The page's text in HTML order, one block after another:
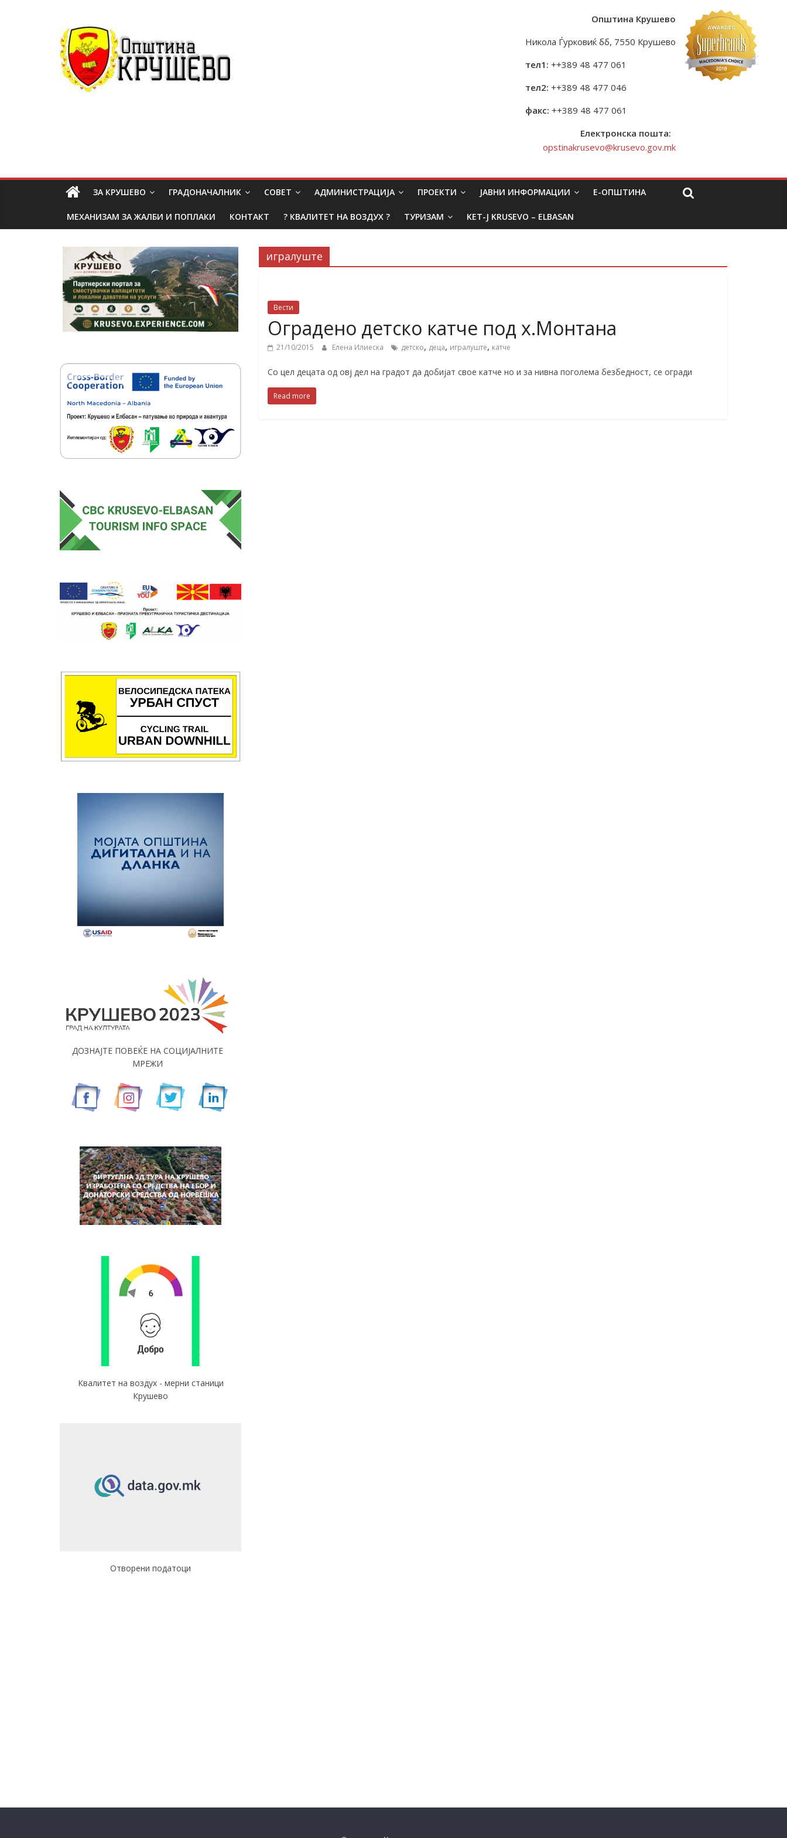
Општина Крушево
Никола Ѓурковиќ бб, 7550 Крушево
тел1: ++389 48 477 061
тел2: ++389 48 477 046
факс: ++389 48 477 061
Електронска пошта:
opstinakrusevo@krusevo.gov.mk
ЗА КРУШЕВО ГРАДОНАЧАЛНИК СОВЕТ АДМИНИСТРАЦИЈА ПРОЕКТИ ЈАВНИ ИНФОРМАЦИИ Е-ОПШТИНА
МЕХАНИЗАМ ЗА ЖАЛБИ И ПОПЛАКИ КОНТАКТ ? КВАЛИТЕТ НА ВОЗДУХ ? ТУРИЗАМ KET-J KRUSEVO – ELBASAN
игралуште
Вести
Оградено детско катче под х.Монтана
21/10/2015 Елена Илиеска детско, деца, игралуште, катче
Со цел децата од овј дел на градот да добијат свое катче но и за нивна поголема безбедност, се огради
Read more
ДОЗНАЈТЕ ПОВЕЌЕ НА СОЦИЈАЛНИТЕ
МРЕЖИ
Квалитет на воздух - мерни станици
Крушево
Отворени податоци